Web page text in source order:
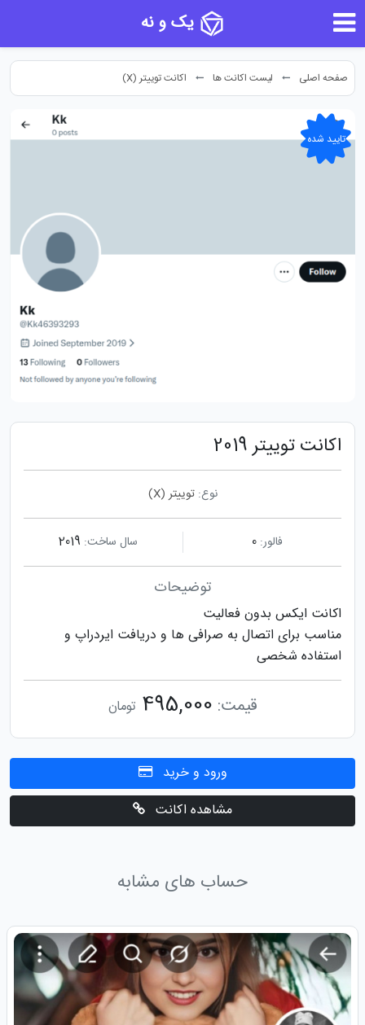
یک و نه
صفحه اصلی لیست اکانت ها اکانت توییتر (X)
تایید شده
اکانت توییتر 2019
نوع: توییتر (X)
فالور: سال ساخت:
توضیحات
اکانت ایکس بدون فعالیت
مناسب برای اتصال به صرافی ها و دریافت ایردراپ و
استفاده شخصی
قیمت: 495,000 تومان
ورود و خرید
مشاهده اکانت
حساب های مشابه